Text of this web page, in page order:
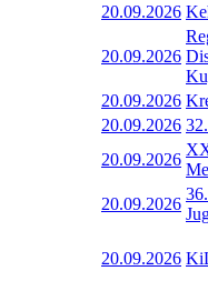
20.09.2026
20.09.2026
20.09.2026
20.09.2026
20.09.2026
20.09.2026
20.09.2026